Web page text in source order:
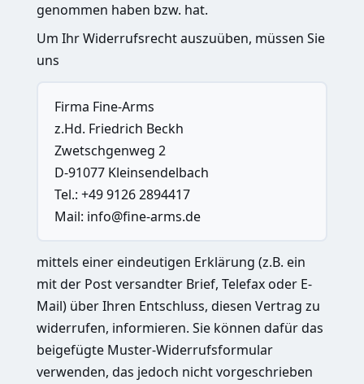
genommen haben bzw. hat.
Um Ihr Widerrufsrecht auszuüben, müssen Sie
uns
Firma Fine-Arms
z.Hd. Friedrich Beckh
Zwetschgenweg 2
D-91077 Kleinsendelbach
Tel.: +49 9126 2894417
Mail: info@fine-arms.de
mittels einer eindeutigen Erklärung (z.B. ein
mit der Post versandter Brief, Telefax oder E-
Mail) über Ihren Entschluss, diesen Vertrag zu
widerrufen, informieren. Sie können dafür das
beigefügte Muster-Widerrufsformular
verwenden, das jedoch nicht vorgeschrieben